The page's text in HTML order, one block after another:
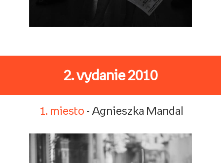
2. vydanie 2010
1. miesto - Agnieszka Mandal